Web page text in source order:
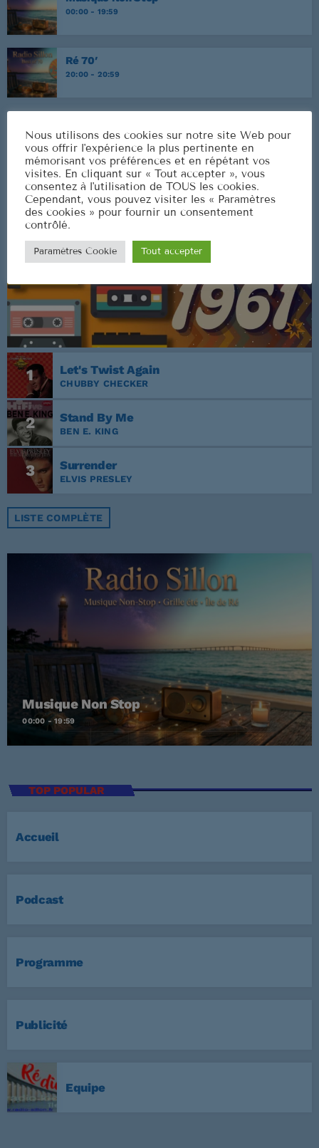
00:00 - 19:59
Ré 70′
20:00 - 20:59
CLASSEMENT
1 Let's Twist Again
CHUBBY CHECKER
2 Stand By Me
BEN E. KING
3 Surrender
ELVIS PRESLEY
LISTE COMPLÈTE
Musique Non Stop
00:00 - 19:59
TOP POPULAR
Accueil
Podcast
Programme
Publicité
Equipe
Nous utilisons des cookies sur notre site Web pour
vous offrir l'expérience la plus pertinente en
mémorisant vos préférences et en répétant vos
visites. En cliquant sur « Tout accepter », vous
consentez à l'utilisation de TOUS les cookies.
Cependant, vous pouvez visiter les « Paramètres
des cookies » pour fournir un consentement
contrôlé.
Paramètres Cookie Tout accepter